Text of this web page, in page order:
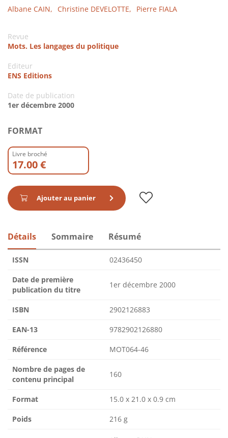
Albane CAIN, Christine DEVELOTTE, Pierre FIALA
Revue
Mots. Les langages du politique
Editeur
ENS Editions
Date de publication
1er décembre 2000
FORMAT
Livre broché
17.00 €
Ajouter au panier
Détails Sommaire Résumé
ISSN 02436450
Date de première
publication du titre
1er décembre 2000
ISBN 2902126883
EAN-13 9782902126880
Référence MOT064-46
Nombre de pages de
contenu principal
160
Format 15.0 x 21.0 x 0.9 cm
Poids 216 g